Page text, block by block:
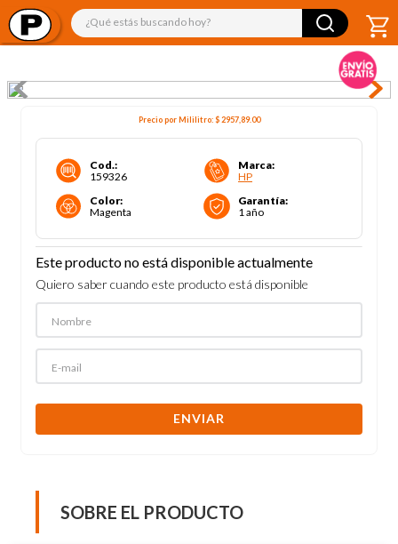
¿Qué estás buscando hoy?
Precio porMililitro:$ 2957,89.00
Cod.:
159326
Marca:
HP
Color:
Magenta
Garantía:
1 año
Este producto no está disponible actualmente
Quiero saber cuando este producto está disponible
ENVIAR
SOBRE EL PRODUCTO